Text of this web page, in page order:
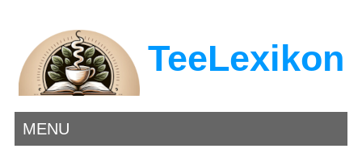
TeeLexikon
MENU